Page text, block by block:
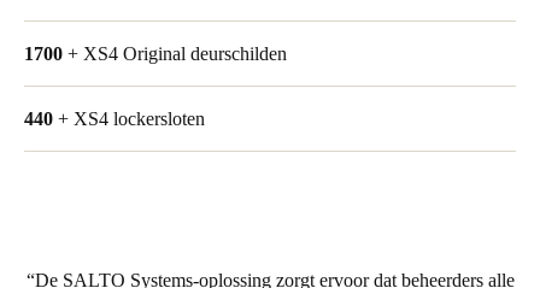
Netherlands
1700 + XS4 Original deurschilden
440 + XS4 lockersloten
De SALTO Systems-oplossing zorgt ervoor dat beheerders alle